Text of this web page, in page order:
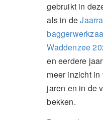
gebruikt in
als in de
Waddenzee
en eerdere
meer inzicht
jaren en in de
bekken.